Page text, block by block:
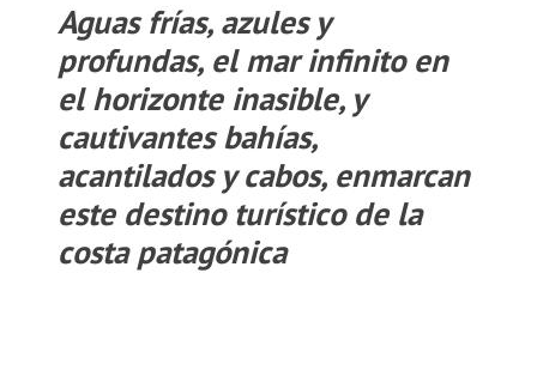
Aguas frías, azules y
profundas, el mar infinito en
el horizonte inasible, y
cautivantes bahías,
acantilados y cabos, enmarcan
este destino turístico de la
costa patagónica